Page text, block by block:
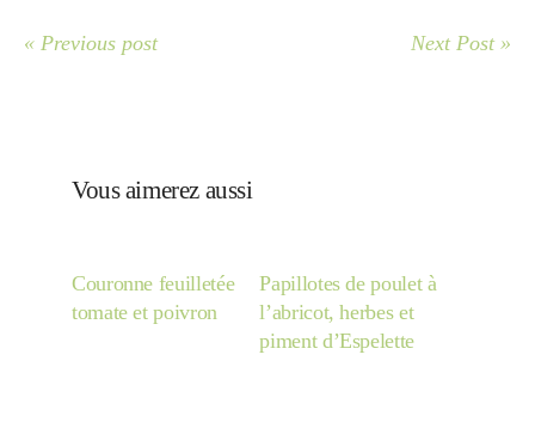
« Previous post Next Post »
Vous aimerez aussi
Couronne feuilletée
tomate et poivron
Papillotes de poulet à
l’abricot, herbes et
piment d’Espelette